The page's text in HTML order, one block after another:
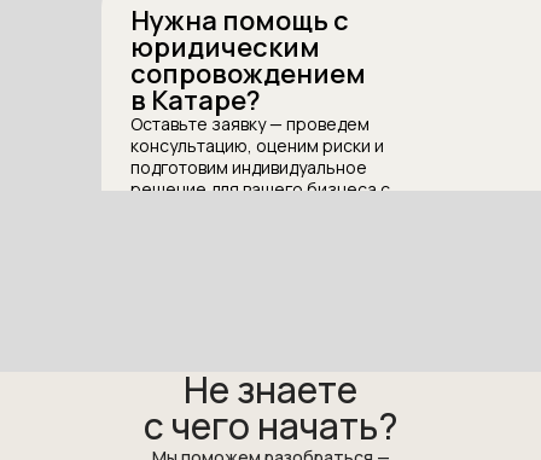
Нужна помощь с
юридическим
сопровождением
в Катаре?
Оставьте заявку — проведем
консультацию, оценим риски и
подготовим индивидуальное
решение для вашего бизнеса с
Не знаете
с чего начать?
Получить консультацию
8 лет успешной работы
в Персидском заливе
Юридическое сопровождение